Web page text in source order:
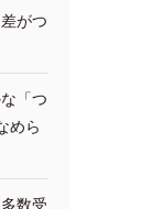
がつ
「つ
めら
数受